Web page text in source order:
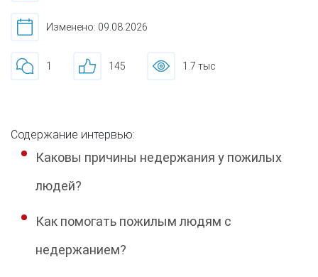
Изменено: 09.08.2026
1 145 1.7 тыс
Содержание интервью:
Каковы причины недержания у пожилых
людей?
Как помогать пожилым людям с
недержанием?